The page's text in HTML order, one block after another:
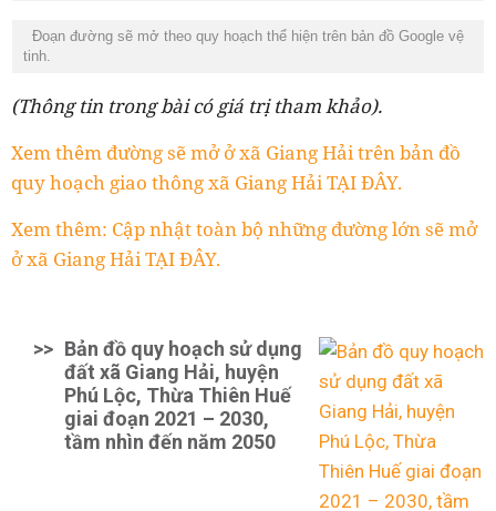
Đoạn đường sẽ mở theo quy hoạch thể hiện trên bản đồ Google vệ
tinh.
(Thông tin trong bài có giá trị tham khảo).
Xem thêm đường sẽ mở ở xã Giang Hải trên bản đồ
quy hoạch giao thông xã Giang Hải TẠI ĐÂY.
Xem thêm: Cập nhật toàn bộ những đường lớn sẽ mở
ở xã Giang Hải TẠI ĐÂY.
>> Bản đồ quy hoạch sử dụng
đất xã Giang Hải, huyện
Phú Lộc, Thừa Thiên Huế
giai đoạn 2021 – 2030,
tầm nhìn đến năm 2050